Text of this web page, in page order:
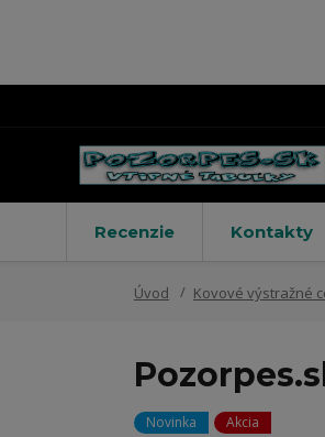
Recenzie Kontakty
Úvod Kovové výstražné
Novinka Akcia